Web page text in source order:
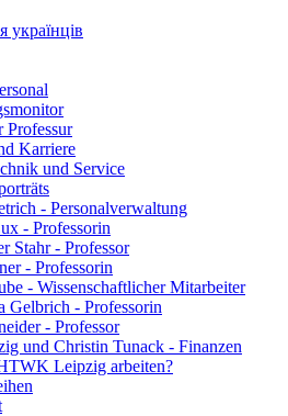
українців
Professur
Karriere
und Service
- Personalverwaltung
- Professorin
Stahr - Professor
- Professorin
- Wissenschaftlicher Mitarbeiter
Gelbrich - Professorin
- Professor
und Christin Tunack - Finanzen
Leipzig arbeiten?